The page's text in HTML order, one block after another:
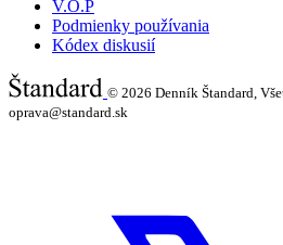
V.O.P
Podmienky používania
Kódex diskusií
© 2026 Denník Štandard,
oprava@standard.sk